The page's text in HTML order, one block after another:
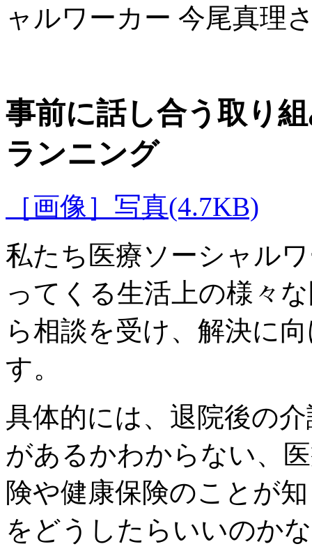
ャルワーカー 今尾真理
事前に話し合う取り
ランニング
［画像］写真(4.7KB)
私たち医療ソーシャル
ってくる生活上の様々
ら相談を受け、解決に
す。
具体的には、退院後の
があるかわからない、
険や健康保険のことが
をどうしたらいいのか